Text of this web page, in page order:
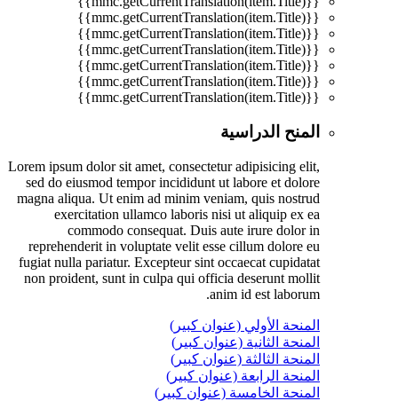
{{mmc.getCurrentTranslation(item.Title)}}
{{mmc.getCurrentTranslation(item.Title)}}
{{mmc.getCurrentTranslation(item.Title)}}
{{mmc.getCurrentTranslation(item.Title)}}
{{mmc.getCurrentTranslation(item.Title)}}
{{mmc.getCurrentTranslation(item.Title)}}
المنح الدراسية
Lorem ipsum dolor sit amet, consectetur adipisicing elit,
sed do eiusmod tempor incididunt ut labore et dolore
magna aliqua. Ut enim ad minim veniam, quis nostrud
exercitation ullamco laboris nisi ut aliquip ex ea
commodo consequat. Duis aute irure dolor in
reprehenderit in voluptate velit esse cillum dolore eu
fugiat nulla pariatur. Excepteur sint occaecat cupidatat
non proident, sunt in culpa qui officia deserunt mollit
anim id est laborum.
المنحة الأولي (عنوان كبير)
المنحة الثانية (عنوان كبير)
المنحة الثالثة (عنوان كبير)
المنحة الرابعة (عنوان كبير)
المنحة الخامسة (عنوان كبير)